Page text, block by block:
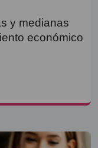
y medianas
económico